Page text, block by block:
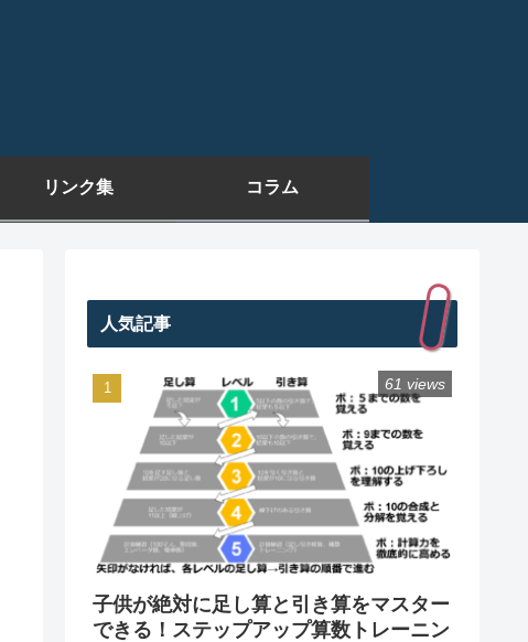
リンク集 コラム
人気記事
子供が絶対に足し算と引き算をマスター
できる！ステップアップ算数トレーニン
61 views